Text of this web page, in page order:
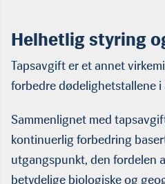
Helhetlig styring
Tapsavgift er et annet
forbedre dødelighetstallene i
Sammenlignet med
kontinuerlig forbedring
utgangspunkt, den fordelen
betydelige biologiske og